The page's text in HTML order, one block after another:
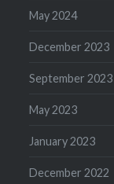
May 2024
December 2023
September 2023
May 2023
January 2023
December 2022